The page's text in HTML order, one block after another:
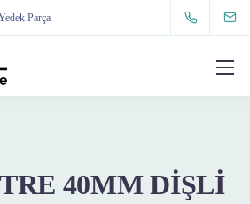
Parça
40MM DİŞLİ